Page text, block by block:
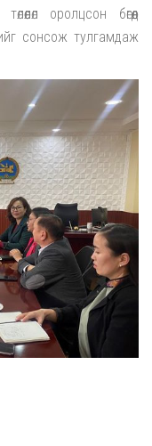
оролцсон бөгөөд
сонсож тулгамдаж